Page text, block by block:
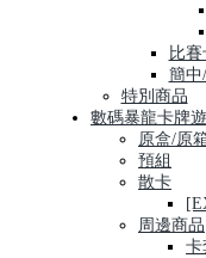
比
簡中
特別商品
數碼暴龍卡牌
原盒/原
預組
散卡
周邊商品
卡